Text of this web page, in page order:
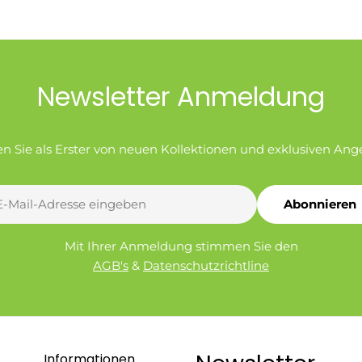
Newsletter Anmeldung
Sie als Erster von neuen Kollektionen und exklusiven
Abonnieren
Mit Ihrer Anmeldung stimmen Sie den
AGB's & Datenschutzrichtline